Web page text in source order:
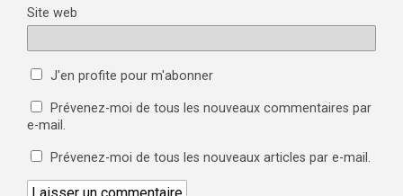
Site web
J'en profite pour m'abonner
Prévenez-moi de tous les nouveaux commentaires par
e-mail.
Prévenez-moi de tous les nouveaux articles par e-mail.